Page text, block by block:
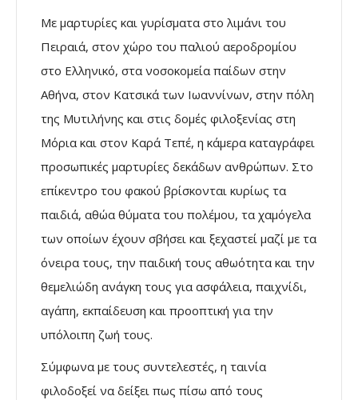
Με μαρτυρίες και γυρίσματα στο λιμάνι του
Πειραιά, στον χώρο του παλιού αεροδρομίου
στο Ελληνικό, στα νοσοκομεία παίδων στην
Αθήνα, στον Κατσικά των Ιωαννίνων, στην πόλη
της Μυτιλήνης και στις δομές φιλοξενίας στη
Μόρια και στον Καρά Τεπέ, η κάμερα καταγράφει
προσωπικές μαρτυρίες δεκάδων ανθρώπων. Στο
επίκεντρο του φακού βρίσκονται κυρίως τα
παιδιά, αθώα θύματα του πολέμου, τα χαμόγελα
των οποίων έχουν σβήσει και ξεχαστεί μαζί με τα
όνειρα τους, την παιδική τους αθωότητα και την
θεμελιώδη ανάγκη τους για ασφάλεια, παιχνίδι,
αγάπη, εκπαίδευση και προοπτική για την
υπόλοιπη ζωή τους.
Σύμφωνα με τους συντελεστές, η ταινία
φιλοδοξεί να δείξει πως πίσω από τους